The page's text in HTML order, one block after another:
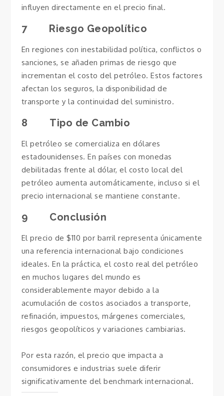
influyen directamente en el precio final.
7 Riesgo Geopolítico
En regiones con inestabilidad política, conflictos o
sanciones, se añaden primas de riesgo que
incrementan el costo del petróleo. Estos factores
afectan los seguros, la disponibilidad de
transporte y la continuidad del suministro.
8 Tipo de Cambio
El petróleo se comercializa en dólares
estadounidenses. En países con monedas
debilitadas frente al dólar, el costo local del
petróleo aumenta automáticamente, incluso si el
precio internacional se mantiene constante.
9 Conclusión
El precio de $110 por barril representa únicamente
una referencia internacional bajo condiciones
ideales. En la práctica, el costo real del petróleo
en muchos lugares del mundo es
considerablemente mayor debido a la
acumulación de costos asociados a transporte,
refinación, impuestos, márgenes comerciales,
riesgos geopolíticos y variaciones cambiarias.
Por esta razón, el precio que impacta a
consumidores e industrias suele diferir
significativamente del benchmark internacional.